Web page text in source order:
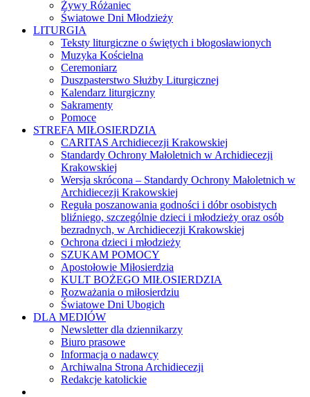
Żywy Różaniec
Światowe Dni Młodzieży
LITURGIA
Teksty liturgiczne o świętych i błogosławionych
Muzyka Kościelna
Ceremoniarz
Duszpasterstwo Służby Liturgicznej
Kalendarz liturgiczny
Sakramenty
Pomoce
STREFA MIŁOSIERDZIA
CARITAS Archidiecezji Krakowskiej
Standardy Ochrony Małoletnich w Archidiecezji
Krakowskiej
Wersja skrócona – Standardy Ochrony Małoletnich w
Archidiecezji Krakowskiej
Reguła poszanowania godności i dóbr osobistych
bliźniego, szczególnie dzieci i młodzieży oraz osób
bezradnych, w Archidiecezji Krakowskiej
Ochrona dzieci i młodzieży
SZUKAM POMOCY
Apostołowie Miłosierdzia
KULT BOŻEGO MIŁOSIERDZIA
Rozważania o miłosierdziu
Światowe Dni Ubogich
DLA MEDIÓW
Newsletter dla dziennikarzy
Biuro prasowe
Informacja o nadawcy
Archiwalna Strona Archidiecezji
Redakcje katolickie